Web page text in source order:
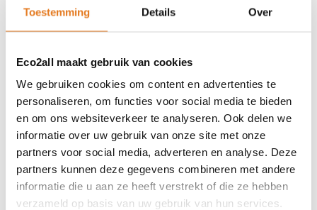
Toestemming Details Over
Eco2all maakt gebruik van cookies
We gebruiken cookies om content en advertenties te
personaliseren, om functies voor social media te bieden
en om ons websiteverkeer te analyseren. Ook delen we
informatie over uw gebruik van onze site met onze
partners voor social media, adverteren en analyse. Deze
partners kunnen deze gegevens combineren met andere
informatie die u aan ze heeft verstrekt of die ze hebben
verzameld op basis van uw gebruik van hun services.
Partner Locator
ASSORTIMENT
Appendages
Biomassa ketels
Boilers
Buffervaten
Controllers
CV haard
CV pellet kachels